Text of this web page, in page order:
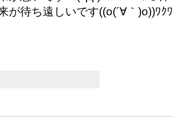
が待ち遠しいです((o(´∀｀)o))ﾜｸﾜ